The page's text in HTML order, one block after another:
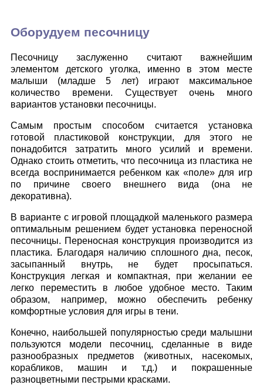
Оборудуем песочницу
Песочницу заслуженно считают важнейшим
элементом детского уголка, именно в этом месте
малыши (младше 5 лет) играют максимальное
количество времени. Существует очень много
вариантов установки песочницы.
Самым простым способом считается установка
готовой пластиковой конструкции, для этого не
понадобится затратить много усилий и времени.
Однако стоить отметить, что песочница из пластика не
всегда воспринимается ребенком как «поле» для игр
по причине своего внешнего вида (она не
декоративна).
В варианте с игровой площадкой маленького размера
оптимальным решением будет установка переносной
песочницы. Переносная конструкция производится из
пластика. Благодаря наличию сплошного дна, песок,
засыпанный внутрь, не будет просыпаться.
Конструкция легкая и компактная, при желании ее
легко переместить в любое удобное место. Таким
образом, например, можно обеспечить ребенку
комфортные условия для игры в тени.
Конечно, наибольшей популярностью среди малышни
пользуются модели песочниц, сделанные в виде
разнообразных предметов (животных, насекомых,
корабликов, машин и т.д.) и покрашенные
разноцветными пестрыми красками.